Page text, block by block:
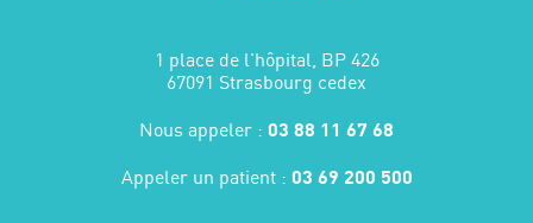
1 place de l'hôpital, BP 426
67091 Strasbourg cedex
Nous appeler : 03 88 11 67 68
Appeler un patient : 03 69 200 500